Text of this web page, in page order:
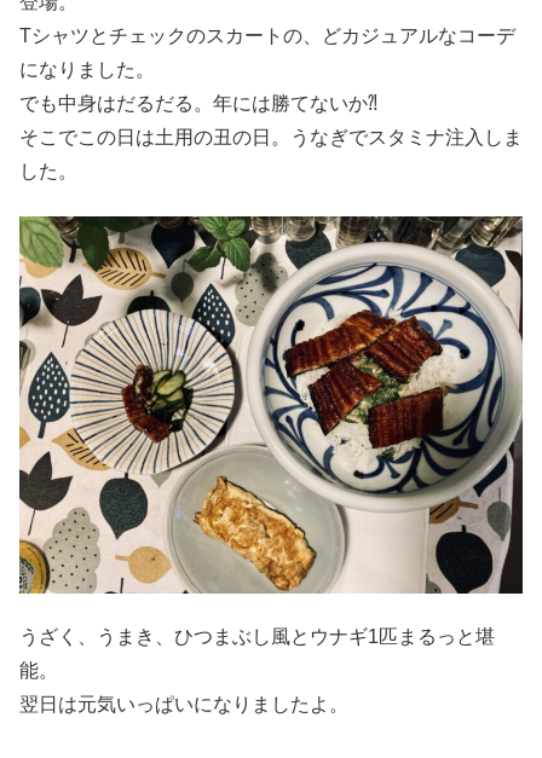
Tシャツとチェックのスカートの、どカジュアルなコーデ
になりました。
でも中身はだるだる。年には勝てないか⁈
そこでこの日は土用の丑の日。うなぎでスタミナ注入しま
した。
うざく、うまき、ひつまぶし風とウナギ1匹まるっと堪
能。
翌日は元気いっぱいになりましたよ。